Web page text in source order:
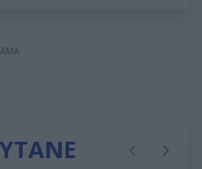
Poprzednie